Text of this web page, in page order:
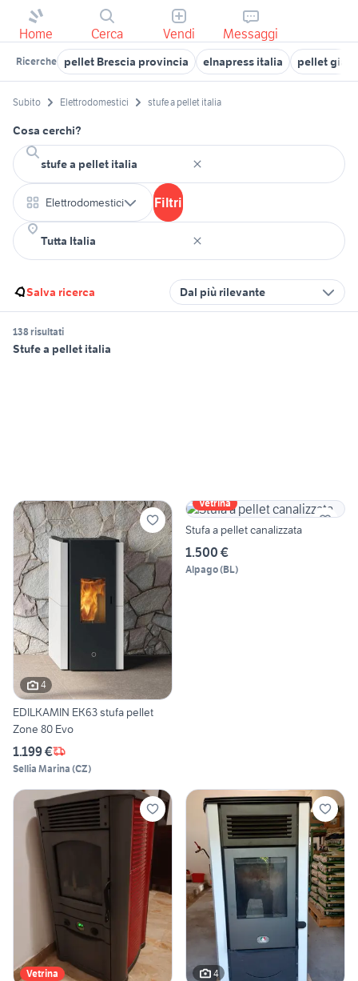
Home Cerca Vendi Messaggi
Ricerche pellet Brescia provincia elnapress italia pellet
Subito Elettrodomestici stufe a pellet italia
Cosa cerchi?
Elettrodomestici Filtri
Salva ricerca Dal più rilevante
138 risultati
Stufe a pellet italia
4
EDILKAMIN EK63 stufa pellet
Zone 80 Evo
1.199 €
Sellia Marina (CZ)
Vetrina
Stufa a pellet canalizzata
1.500 €
Alpago(BL)
Vetrina 4